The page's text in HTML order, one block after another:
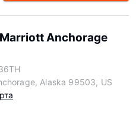
Anchorage
Alaska 99503, US